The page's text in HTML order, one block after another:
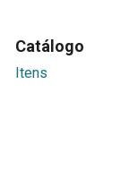
Catálogo
Itens